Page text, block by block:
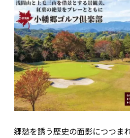
郷愁を誘う歴史の面影につつま